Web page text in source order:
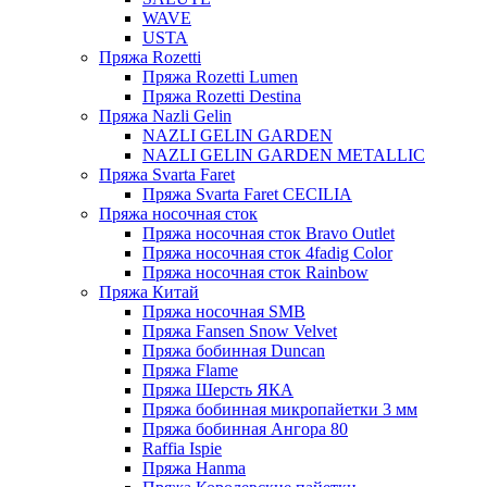
WAVE
USTA
Пряжа Rozetti
Пряжа Rozetti Lumen
Пряжа Rozetti Destina
Пряжа Nazli Gelin
NAZLI GELIN GARDEN
NAZLI GELIN GARDEN METALLIC
Пряжа Svarta Faret
Пряжа Svarta Faret CECILIA
Пряжа носочная сток
Пряжа носочная сток Bravo Outlet
Пряжа носочная сток 4fadig Color
Пряжа носочная сток Rainbow
Пряжа Китай
Пряжа носочная SMB
Пряжа Fansen Snow Velvet
Пряжа бобинная Duncan
Пряжа Flame
Пряжа Шерсть ЯКА
Пряжа бобинная микропайетки 3 мм
Пряжа бобинная Ангора 80
Raffia Ispie
Пряжа Hanma